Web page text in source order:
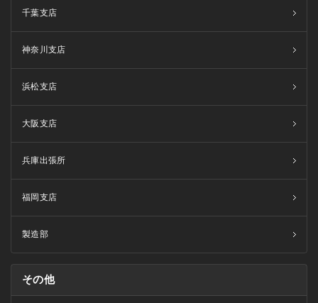
千葉支店
神奈川支店
浜松支店
大阪支店
兵庫出張所
福岡支店
製造部
その他